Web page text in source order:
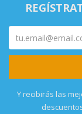
Y recibirás las